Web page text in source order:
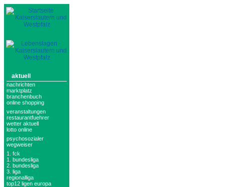
aktuell
nachrichten
marktplatz
branchenbuch
online shopping
veranstaltungen
restaurantfuehrer
wetter aktuell
lotto online
psychosozialer
wegweiser
1. fck
1. bundesliga
2. bundesliga
3. liga
regionalliga
top12 ligen europa